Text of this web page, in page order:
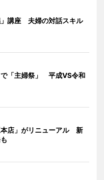
」講座 夫婦の対話スキル
で「主婦祭」 平成VS令和
本店」がリニューアル 新